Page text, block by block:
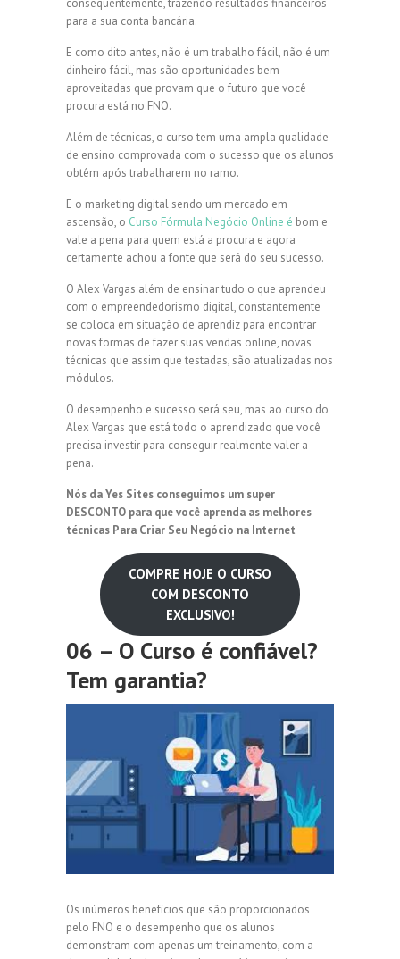
consequentemente, trazendo resultados financeiros
para a sua conta bancária.
E como dito antes, não é um trabalho fácil, não é um
dinheiro fácil, mas são oportunidades bem
aproveitadas que provam que o futuro que você
procura está no FNO.
Além de técnicas, o curso tem uma ampla qualidade
de ensino comprovada com o sucesso que os alunos
obtêm após trabalharem no ramo.
E o marketing digital sendo um mercado em
ascensão, o Curso Fórmula Negócio Online é bom e
vale a pena para quem está a procura e agora
certamente achou a fonte que será do seu sucesso.
O Alex Vargas além de ensinar tudo o que aprendeu
com o empreendedorismo digital, constantemente
se coloca em situação de aprendiz para encontrar
novas formas de fazer suas vendas online, novas
técnicas que assim que testadas, são atualizadas nos
módulos.
O desempenho e sucesso será seu, mas ao curso do
Alex Vargas que está todo o aprendizado que você
precisa investir para conseguir realmente valer a
pena.
Nós da Yes Sites conseguimos um super
DESCONTO para que você aprenda as melhores
técnicas Para Criar Seu Negócio na Internet
COMPRE HOJE O CURSO
COM DESCONTO
EXCLUSIVO!
06 – O Curso é confiável?
Tem garantia?
Os inúmeros benefícios que são proporcionados
pelo FNO e o desempenho que os alunos
demonstram com apenas um treinamento, com a